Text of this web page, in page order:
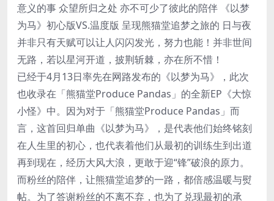
意义的事 众望所归之处 亦不可少了彼此的陪伴 《以梦
为马》初心版VS.温度版 呈现熊猫堂追梦之旅的 日与夜
并非只有天赋可以让人闪闪发光，努力也能！并非世间
无路，若以星河开道，披荆斩棘，亦在所不惜！
已经于4月13日率先在网路发布的《以梦为马》，此次
也收录在「熊猫堂Produce Pandas」的全新EP《大惊
小怪》中。因为对于「熊猫堂Produce Pandas」而
言，这首回归单曲《以梦为马》，是代表他们始终铭刻
在人生里的初心，也代表着他们从最初的训练生到出道
再到现在，经历大风大浪，更敢于迎“锋”破浪的原力。
而粉丝的陪伴，让熊猫堂追梦的一路，都倍感温暖与熨
帖。为了答谢粉丝的不离不弃，也为了兑现最初的承